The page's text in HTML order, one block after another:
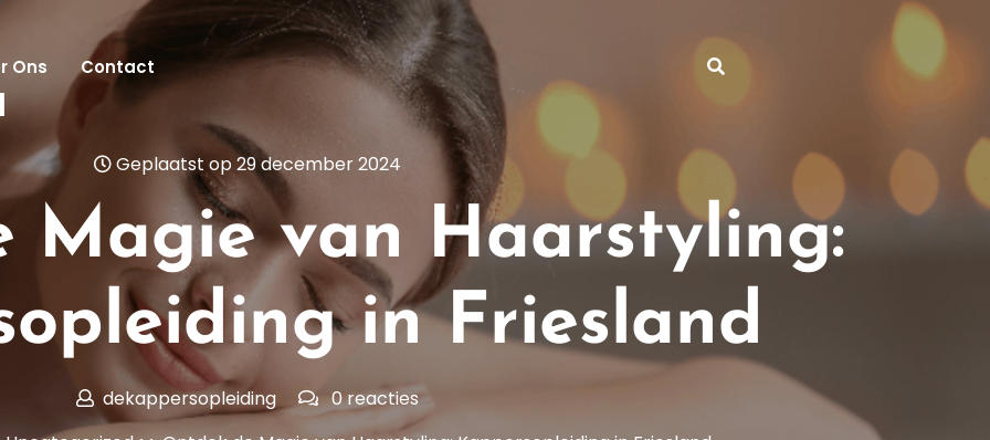
Ons Contact
Geplaatst op 29 december 2024
Magie van Haarstyling:
in Friesland
dekappersopleiding
0 reacties